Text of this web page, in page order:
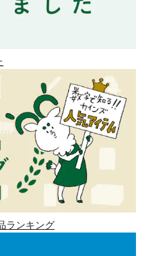
ランキング